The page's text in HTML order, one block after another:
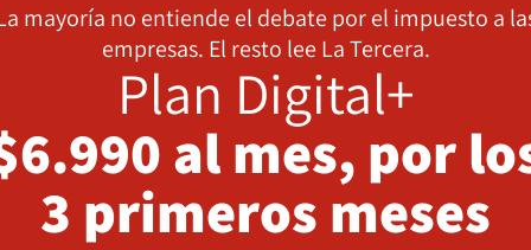
mayoría no entiende el debate por el impuesto a
empresas. El resto lee La Tercera.
Plan Digital+
al mes, por
3 primeros meses